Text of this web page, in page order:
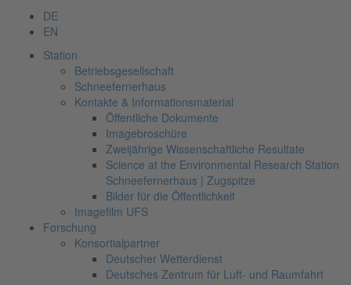
DE
EN
Station
Betriebsgesellschaft
Schneefernerhaus
Kontakte & Informationsmaterial
Öffentliche Dokumente
Imagebroschüre
Zweijährige Wissenschaftliche Resultate
Science at the Environmental Research Station
Schneefernerhaus | Zugspitze
Bilder für die Öffentlichkeit
Imagefilm UFS
Forschung
Konsortialpartner
Deutscher Wetterdienst
Deutsches Zentrum für Luft- und Raumfahrt